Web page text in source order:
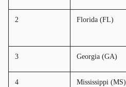
2 Florida (FL)
3 Georgia (GA)
4 Mississippi (MS)